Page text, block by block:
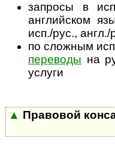
запросы в
английском
исп./рус., англ./
по сложным
переводы на
услуги
▲ Правовой